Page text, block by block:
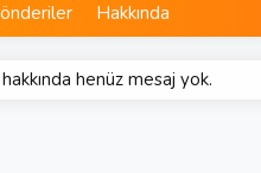
Hakkında
henüz mesaj yok.